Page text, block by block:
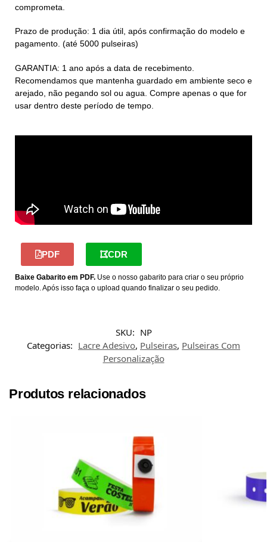
comprometa.
Prazo de produção: 1 dia útil, após confirmação do modelo e
pagamento. (até 5000 pulseiras)
GARANTIA: 1 ano após a data de recebimento.
Recomendamos que mantenha guardado em ambiente seco e
arejado, não pegando sol ou agua. Compre apenas o que for
usar dentro deste período de tempo.
PDF CDR
Baixe Gabarito em PDF. Use o nosso gabarito para criar o seu próprio
modelo. Após isso faça o upload quando finalizar o seu pedido.
SKU: NP
Categorias: Lacre Adesivo, Pulseiras, Pulseiras Com
Personalização
Produtos relacionados